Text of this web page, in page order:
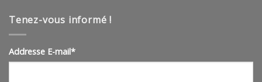
pure
Tenez-vous informé !
Addresse E-mail*